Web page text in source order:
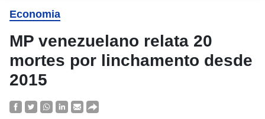
Economia
MP venezuelano relata 20
mortes por linchamento desde
2015